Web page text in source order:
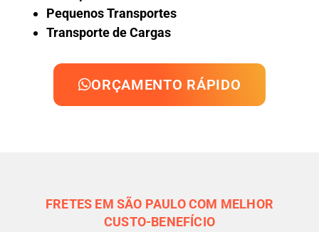
Pequenos Transportes
Transporte de Cargas
ORÇAMENTO RÁPIDO
FRETES EM SÃO PAULO COM MELHOR
CUSTO-BENEFÍCIO